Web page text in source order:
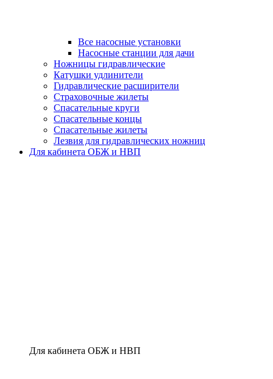
Все насосные установки
Насосные станции для дачи
Ножницы гидравлические
Катушки удлинители
Гидравлические расширители
Страховочные жилеты
Спасательные круги
Спасательные концы
Спасательные жилеты
Лезвия для гидравлических ножниц
Для кабинета ОБЖ и НВП
Для кабинета ОБЖ и НВП